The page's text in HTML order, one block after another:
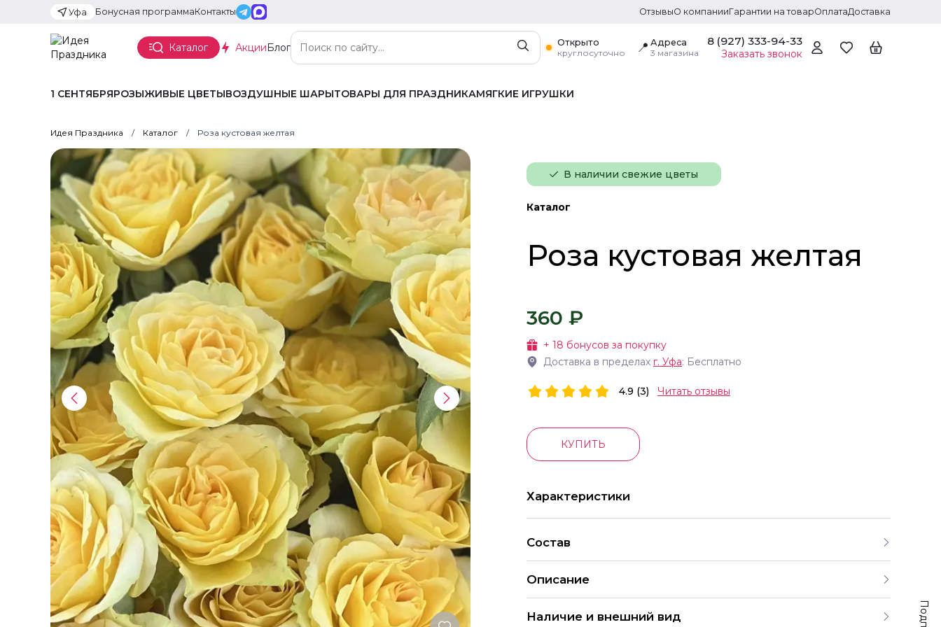
Уфа Бонусная программаКонтакты ОтзывыО компанииГарантии на товарОплатаДоставка
Каталог АкцииБлог
Открыто
круглосуточно
📍 Адреса
3 магазина
8 (927) 333-94-33
Заказать звонок
1 СЕНТЯБРЯРОЗЫЖИВЫЕ ЦВЕТЫВОЗДУШНЫЕ ШАРЫТОВАРЫ ДЛЯ ПРАЗДНИКАМЯГКИЕ ИГРУШКИ
Идея Праздника Каталог Роза кустовая желтая
В наличии свежие цветы
Каталог
Роза кустовая желтая
360 ₽
+ 18 бонусов за покупку
Доставка в пределах г. Уфа: Бесплатно
4.9 (3) Читать отзывы
КУПИТЬ
Характеристики
Состав
Описание
Наличие и внешний вид